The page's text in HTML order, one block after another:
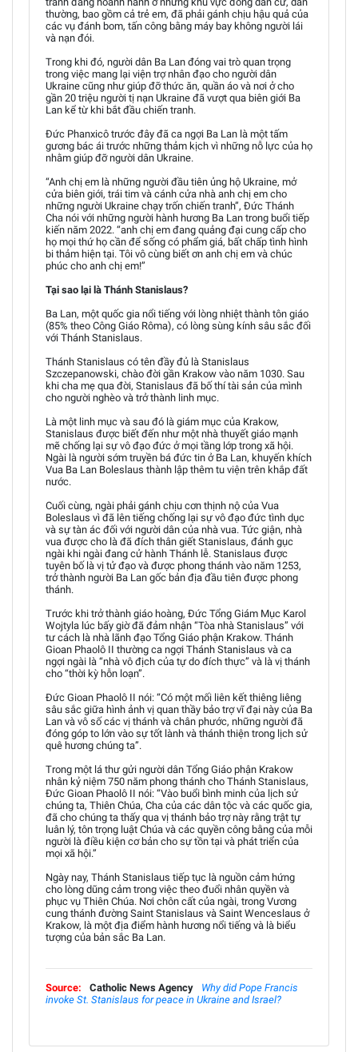
thường, bao gồm cả trẻ em, đã phải gánh chịu hậu quả của
các vụ đánh bom, tấn công bằng máy bay không người lái
và nạn đói.
Trong khi đó, người dân Ba Lan đóng vai trò quan trọng
trong việc mang lại viện trợ nhân đạo cho người dân
Ukraine cũng như giúp đỡ thức ăn, quần áo và nơi ở cho
gần 20 triệu người tị nạn Ukraine đã vượt qua biên giới Ba
Lan kể từ khi bắt đầu chiến tranh.
Đức Phanxicô trước đây đã ca ngợi Ba Lan là một tấm
gương bác ái trước những thảm kịch vì những nỗ lực của họ
nhằm giúp đỡ người dân Ukraine.
“Anh chị em là những người đầu tiên ủng hộ Ukraine, mở
cửa biên giới, trái tim và cánh cửa nhà anh chị em cho
những người Ukraine chạy trốn chiến tranh”, Đức Thánh
Cha nói với những người hành hương Ba Lan trong buổi tiếp
kiến năm 2022. “anh chị em đang quảng đại cung cấp cho
họ mọi thứ họ cần để sống có phẩm giá, bất chấp tình hình
bi thảm hiện tại. Tôi vô cùng biết ơn anh chị em và chúc
phúc cho anh chị em!”
Tại sao lại là Thánh Stanislaus?
Ba Lan, một quốc gia nổi tiếng với lòng nhiệt thành tôn giáo
(85% theo Công Giáo Rôma), có lòng sùng kính sâu sắc đối
với Thánh Stanislaus.
Thánh Stanislaus có tên đầy đủ là Stanislaus
Szczepanowski, chào đời gần Krakow vào năm 1030. Sau
khi cha mẹ qua đời, Stanislaus đã bố thí tài sản của mình
cho người nghèo và trở thành linh mục.
Là một linh mục và sau đó là giám mục của Krakow,
Stanislaus được biết đến như một nhà thuyết giáo mạnh
mẽ chống lại sự vô đạo đức ở mọi tầng lớp trong xã hội.
Ngài là người sớm truyền bá đức tin ở Ba Lan, khuyến khích
Vua Ba Lan Boleslaus thành lập thêm tu viện trên khắp đất
nước.
Cuối cùng, ngài phải gánh chịu cơn thịnh nộ của Vua
Boleslaus vì đã lên tiếng chống lại sự vô đạo đức tình dục
và sự tàn ác đối với người dân của nhà vua. Tức giận, nhà
vua được cho là đã đích thân giết Stanislaus, đánh gục
ngài khi ngài đang cử hành Thánh lễ. Stanislaus được
tuyên bố là vị tử đạo và được phong thánh vào năm 1253,
trở thành người Ba Lan gốc bản địa đầu tiên được phong
thánh.
Trước khi trở thành giáo hoàng, Đức Tổng Giám Mục Karol
Wojtyla lúc bấy giờ đã đảm nhận “Tòa nhà Stanislaus” với
tư cách là nhà lãnh đạo Tổng Giáo phận Krakow. Thánh
Gioan Phaolô II thường ca ngợi Thánh Stanislaus và ca
ngợi ngài là “nhà vô địch của tự do đích thực” và là vị thánh
cho “thời kỳ hỗn loạn”.
Đức Gioan Phaolô II nói: “Có một mối liên kết thiêng liêng
sâu sắc giữa hình ảnh vị quan thầy bảo trợ vĩ đại này của Ba
Lan và vô số các vị thánh và chân phước, những người đã
đóng góp to lớn vào sự tốt lành và thánh thiện trong lịch sử
quê hương chúng ta”.
Trong một lá thư gửi người dân Tổng Giáo phận Krakow
nhân kỷ niệm 750 năm phong thánh cho Thánh Stanislaus,
Đức Gioan Phaolô II nói: “Vào buổi bình minh của lịch sử
chúng ta, Thiên Chúa, Cha của các dân tộc và các quốc gia,
đã cho chúng ta thấy qua vị thánh bảo trợ này rằng trật tự
luân lý, tôn trọng luật Chúa và các quyền công bằng của mỗi
người là điều kiện cơ bản cho sự tồn tại và phát triển của
mọi xã hội.”
Ngày nay, Thánh Stanislaus tiếp tục là nguồn cảm hứng
cho lòng dũng cảm trong việc theo đuổi nhân quyền và
phục vụ Thiên Chúa. Nơi chôn cất của ngài, trong Vương
cung thánh đường Saint Stanislaus và Saint Wenceslaus ở
Krakow, là một địa điểm hành hương nổi tiếng và là biểu
tượng của bản sắc Ba Lan.
Source: Catholic News Agency
Why did Pope Francis
invoke St. Stanislaus for peace in Ukraine and Israel?